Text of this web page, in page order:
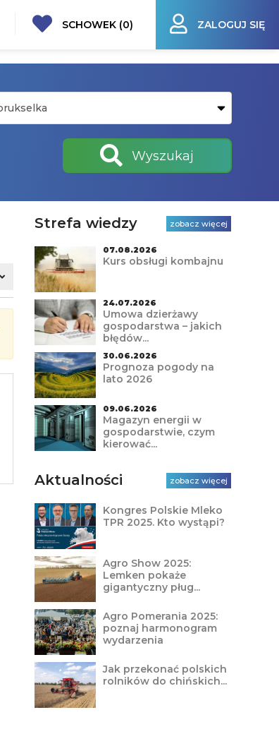
SCHOWEK (0) ZALOGUJ SIĘ
Wyszukaj
Strefa wiedzy zobacz więcej
07.08.2026
Kurs obsługi kombajnu
24.07.2026
Umowa dzierżawy
gospodarstwa – jakich
błędów...
30.06.2026
Prognoza pogody na
lato 2026
09.06.2026
Magazyn energii w
gospodarstwie, czym
kierować...
Aktualności zobacz więcej
Kongres Polskie Mleko
TPR 2025. Kto wystąpi?
Agro Show 2025:
Lemken pokaże
gigantyczny pług...
Agro Pomerania 2025:
poznaj harmonogram
wydarzenia
Jak przekonać polskich
rolników do chińskich...